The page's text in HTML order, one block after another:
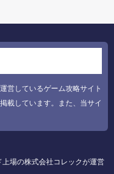
営しているゲーム攻略サイト
載しています。また、当サイ
場の株式会社コレックが運営